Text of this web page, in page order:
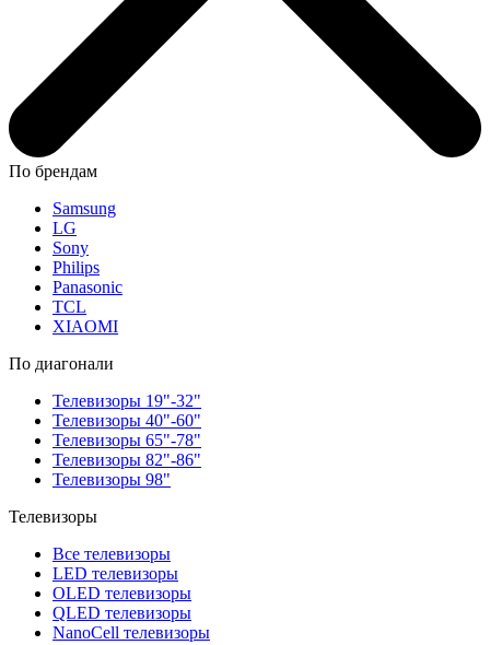
По брендам
Samsung
LG
Sony
Philips
Panasonic
TCL
XIAOMI
По диагонали
Телевизоры 19"-32"
Телевизоры 40"-60"
Телевизоры 65"-78"
Телевизоры 82"-86"
Телевизоры 98"
Телевизоры
Все телевизоры
LED телевизоры
OLED телевизоры
QLED телевизоры
NanoCell телевизоры